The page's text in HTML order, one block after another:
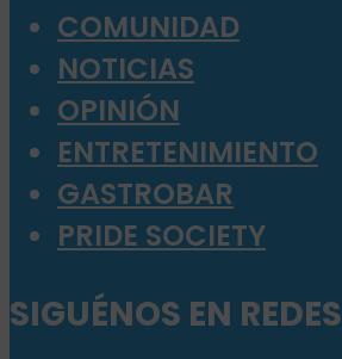
COMUNIDAD
NOTICIAS
OPINIÓN
ENTRETENIMIENTO
GASTROBAR
PRIDE SOCIETY
SIGUÉNOS EN REDES